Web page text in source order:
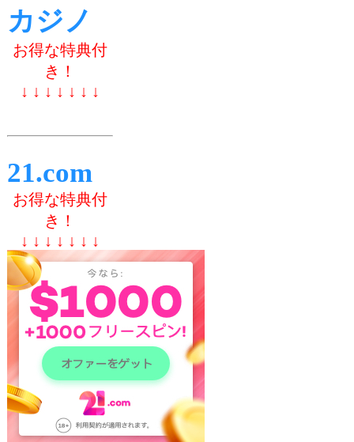
カジノ
お得な特典付
き！
↓ ↓ ↓ ↓ ↓ ↓ ↓
21.com
お得な特典付
き！
↓ ↓ ↓ ↓ ↓ ↓ ↓